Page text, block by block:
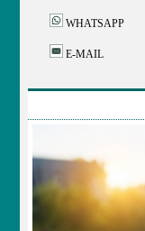
WHATSAPP
E-MAIL